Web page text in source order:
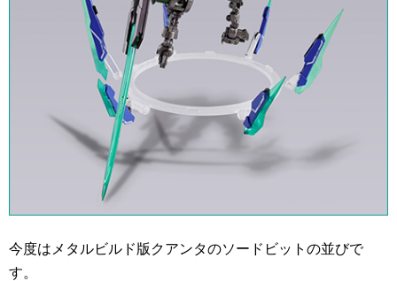
今度はメタルビルド版クアンタのソードビットの並びで
す。